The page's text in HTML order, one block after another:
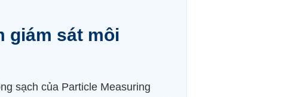
giám sát môi
sạch của Particle Measuring